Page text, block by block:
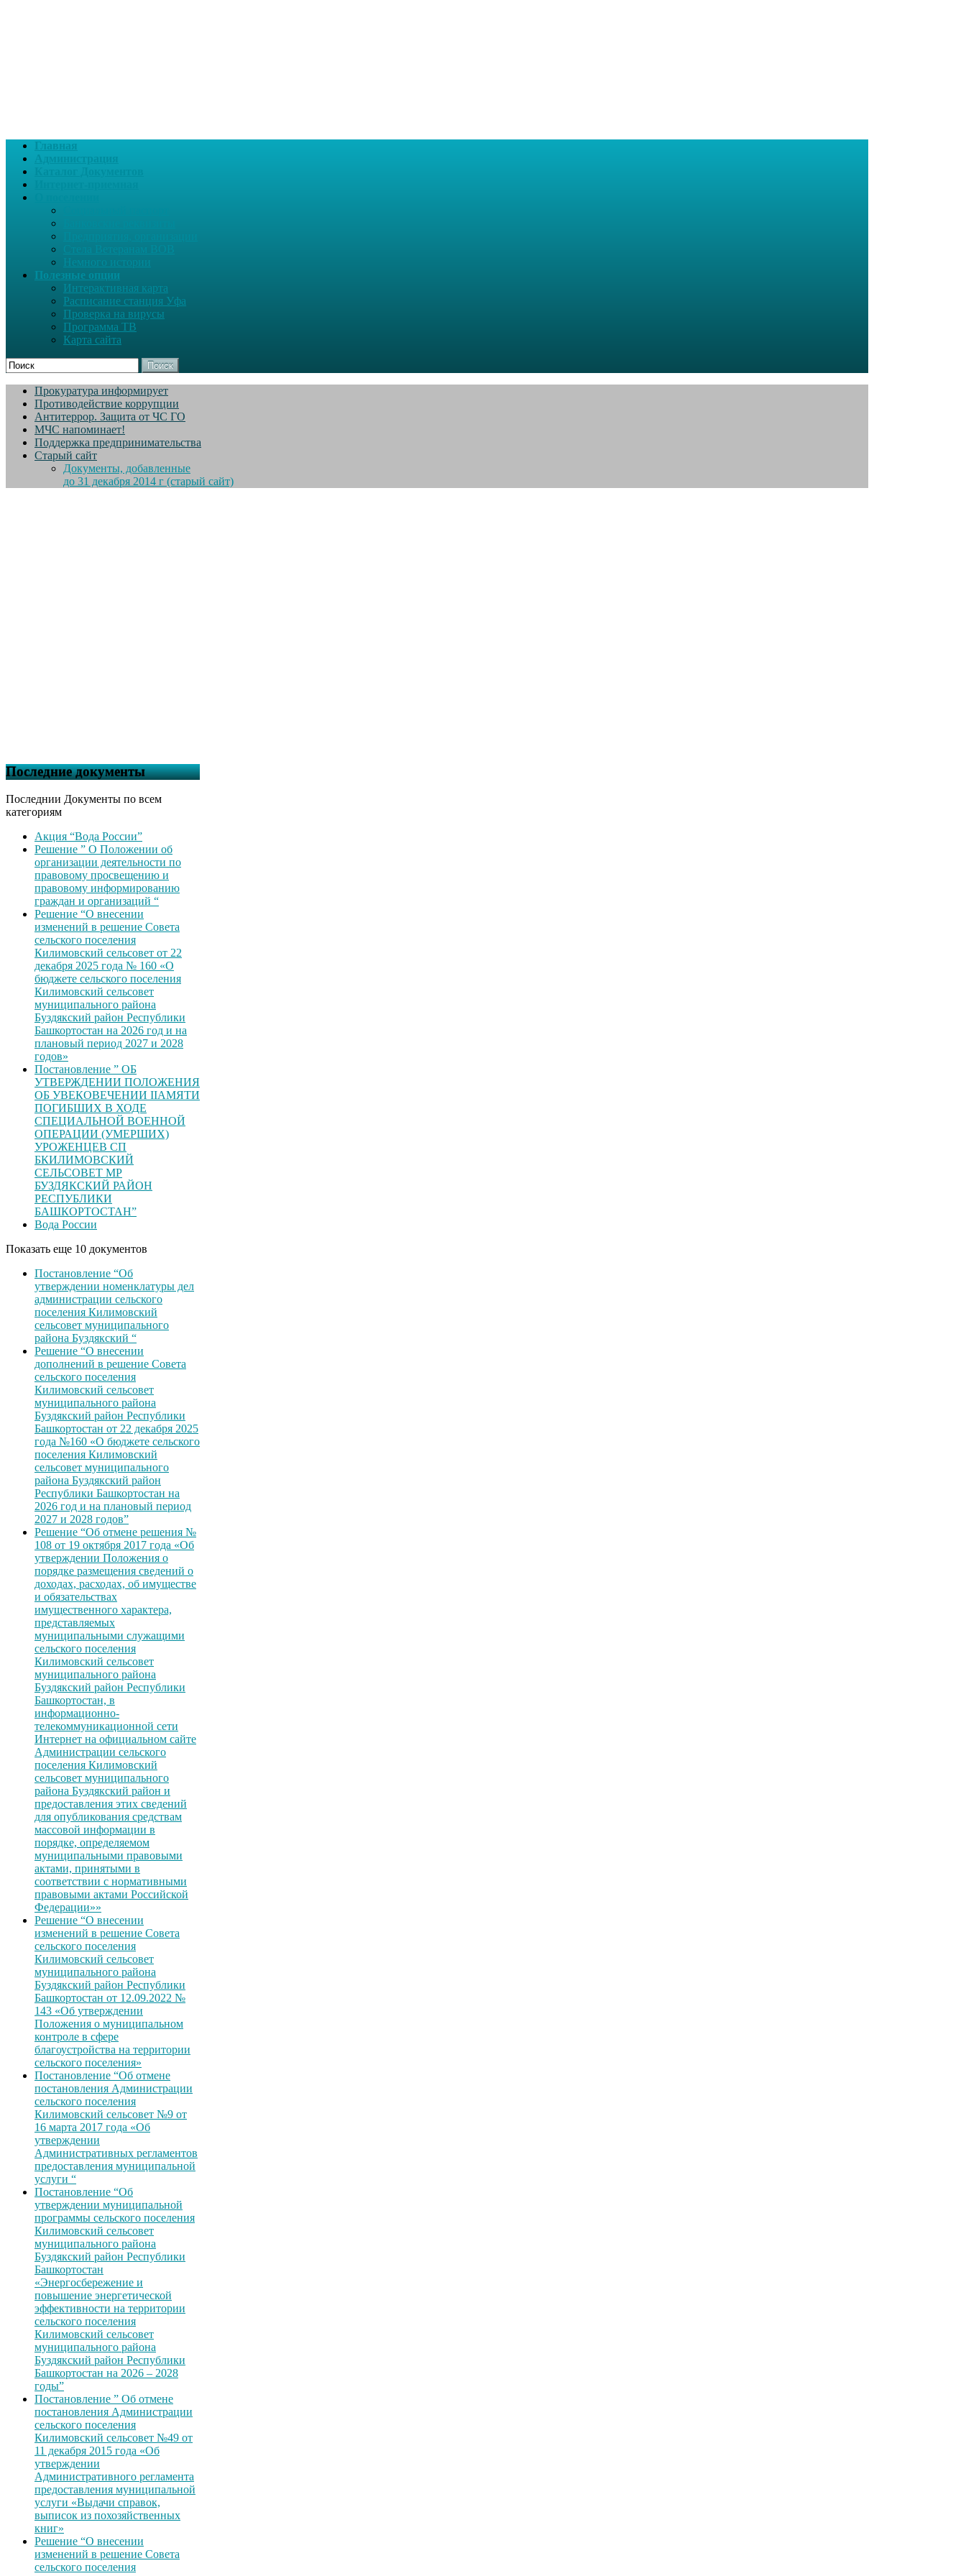
Главная
Администрация
Немного истории
Полезные опции
Интерактивная карта
Расписание станция Уфа
Проверка на вирусы
Программа ТВ
Карта сайта
Поиск
Прокуратура информирует
Противодействие коррупции
Антитеррор. Защита от ЧС ГО
МЧС напоминает!
Поддержка предпринимательства
Старый сайт
Документы, добавленные
до 31 декабря 2014 г (старый сайт)
Последние документы
Последнии Документы по всем
категориям
Акция “Вода России”
Решение ” О Положении об
организации деятельности по
правовому просвещению и
правовому информированию
граждан и организаций “
Решение “О внесении
изменений в решение Совета
сельского поселения
Килимовский сельсовет от 22
декабря 2025 года № 160 «О
бюджете сельского поселения
Килимовский сельсовет
муниципального района
Буздякский район Республики
Башкортостан на 2026 год и на
плановый период 2027 и 2028
годов»
Постановление ” ОБ
УТВЕРЖДЕНИИ ПОЛОЖЕНИЯ
ОБ УВЕКОВЕЧЕНИИ ІІАМЯТИ
ПОГИБШИХ В ХОДЕ
СПЕЦИАЛЬНОЙ ВОЕННОЙ
ОПЕРАЦИИ (УМЕРШИХ)
УРОЖЕНЦЕВ CП
БКИЛИМОВСКИЙ
СЕЛЬСОВЕТ МР
БУЗДЯКСКИЙ РАЙОН
РЕСПУБЛИКИ
БАШКОРТОСТАН”
Вода России
Показать еще 10 документов
Постановление “Об
утверждении номенклатуры дел
администрации сельского
поселения Килимовский
сельсовет муниципального
района Буздякский “
Решение “О внесении
дополнений в решение Совета
сельского поселения
Килимовский сельсовет
муниципального района
Буздякский район Республики
Башкортостан от 22 декабря 2025
года №160 «О бюджете сельского
поселения Килимовский
сельсовет муниципального
района Буздякский район
Республики Башкортостан на
2026 год и на плановый период
2027 и 2028 годов”
Решение “Об отмене решения №
108 от 19 октября 2017 года «Об
утверждении Положения о
порядке размещения сведений о
доходах, расходах, об имуществе
и обязательствах
имущественного характера,
представляемых
муниципальными служащими
сельского поселения
Килимовский сельсовет
муниципального района
Буздякский район Республики
Башкортостан, в
информационно-
телекоммуникационной сети
Интернет на официальном сайте
Администрации сельского
поселения Килимовский
сельсовет муниципального
района Буздякский район и
предоставления этих сведений
для опубликования средствам
массовой информации в
порядке, определяемом
муниципальными правовыми
актами, принятыми в
соответствии с нормативными
правовыми актами Российской
Федерации»»
Решение “О внесении
изменений в решение Совета
сельского поселения
Килимовский сельсовет
муниципального района
Буздякский район Республики
Башкортостан от 12.09.2022 №
143 «Об утверждении
Положения о муниципальном
контроле в сфере
благоустройства на территории
сельского поселения»
Постановление “Об отмене
постановления Администрации
сельского поселения
Килимовский сельсовет №9 от
16 марта 2017 года «Об
утверждении
Административных регламентов
предоставления муниципальной
услуги “
Постановление “Об
утверждении муниципальной
программы сельского поселения
Килимовский сельсовет
муниципального района
Буздякский район Республики
Башкортостан
«Энергосбережение и
повышение энергетической
эффективности на территории
сельского поселения
Килимовский сельсовет
муниципального района
Буздякский район Республики
Башкортостан на 2026 – 2028
годы”
Постановление ” Об отмене
постановления Администрации
сельского поселения
Килимовский сельсовет №49 от
11 декабря 2015 года «Об
утверждении
Административного регламента
предоставления муниципальной
услуги «Выдачи справок,
выписок из похозяйственных
книг»
Решение “О внесении
изменений в решение Совета
сельского поселения